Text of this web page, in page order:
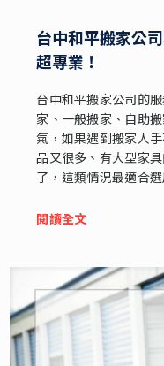
台中和平搬家公
超專業！
台中和平搬家公司的
家、一般搬家、自助
氣，如果遇到搬家人
品又很多、有大型家
了，這類情況最適合
定，原本的麻煩事瞬間
閱讀全文